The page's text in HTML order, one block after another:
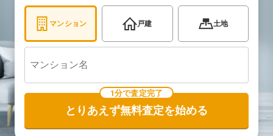
マンション 戸建 土地
1分で査定完了
とりあえず無料査定を始める